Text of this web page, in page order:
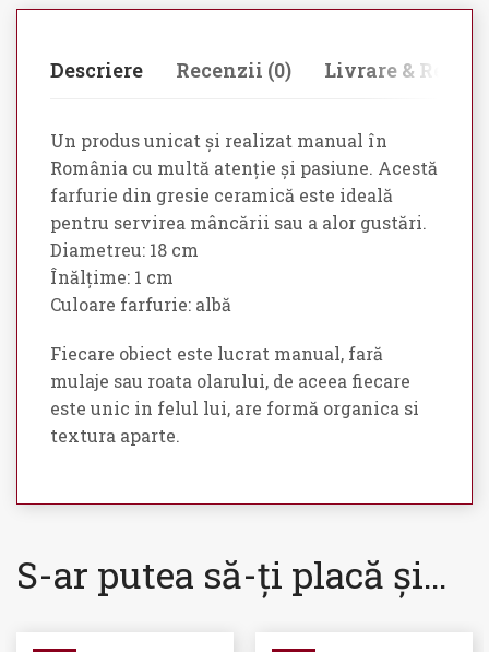
Descriere Recenzii (0) Livrare & Retur
Un produs unicat și realizat manual în
România cu multă atenție și pasiune. Acestă
farfurie din gresie ceramică este ideală
pentru servirea mâncării sau a alor gustări.
Diametreu: 18 cm
Înălțime: 1 cm
Culoare farfurie: albă
Fiecare obiect este lucrat manual, fară
mulaje sau roata olarului, de aceea fiecare
este unic in felul lui, are formă organica si
textura aparte.
S-ar putea să-ți placă și…